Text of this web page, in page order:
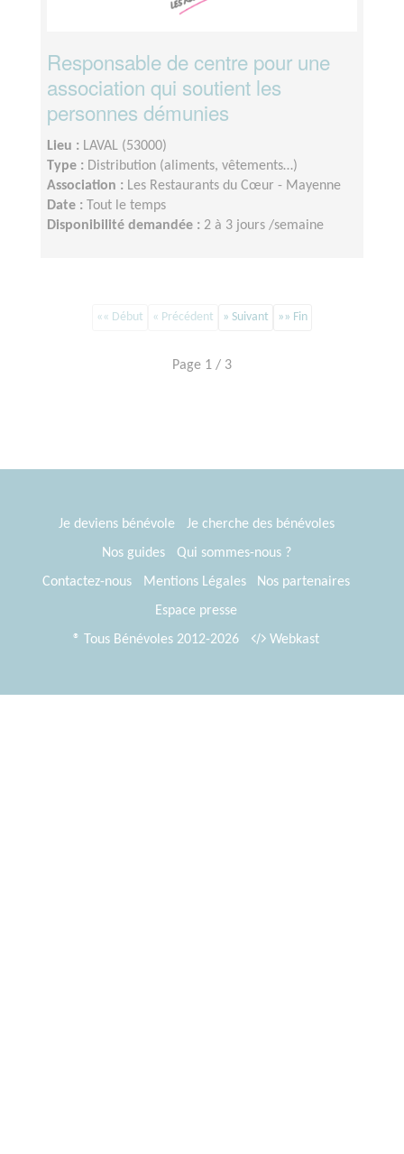
Responsable de centre pour une
association qui soutient les
personnes démunies
Lieu : LAVAL (53000)
Type : Distribution (aliments, vêtements…)
Association : Les Restaurants du Cœur - Mayenne
Date :
Tout le temps
Disponibilité demandée : 2 à 3 jours /semaine
«« Début « Précédent » Suivant »» Fin
Page 1 / 3
Je deviens bénévole
Je cherche des bénévoles
Nos guides
Qui sommes-nous ?
Contactez-nous
Mentions Légales
Nos partenaires
Espace presse
® Tous Bénévoles 2012-2026
Webkast